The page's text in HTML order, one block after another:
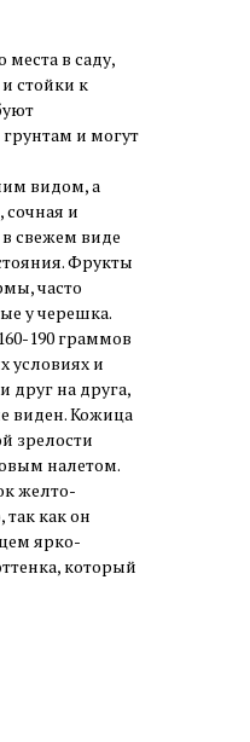
в саду,
стойки к
и могут
видом, а
сочная и
свежем виде
Фрукты
часто
у черешка.
190 граммов
условиях и
друг на друга,
виден. Кожица
зрелости
налетом.
желто-
как он
ярко-
который